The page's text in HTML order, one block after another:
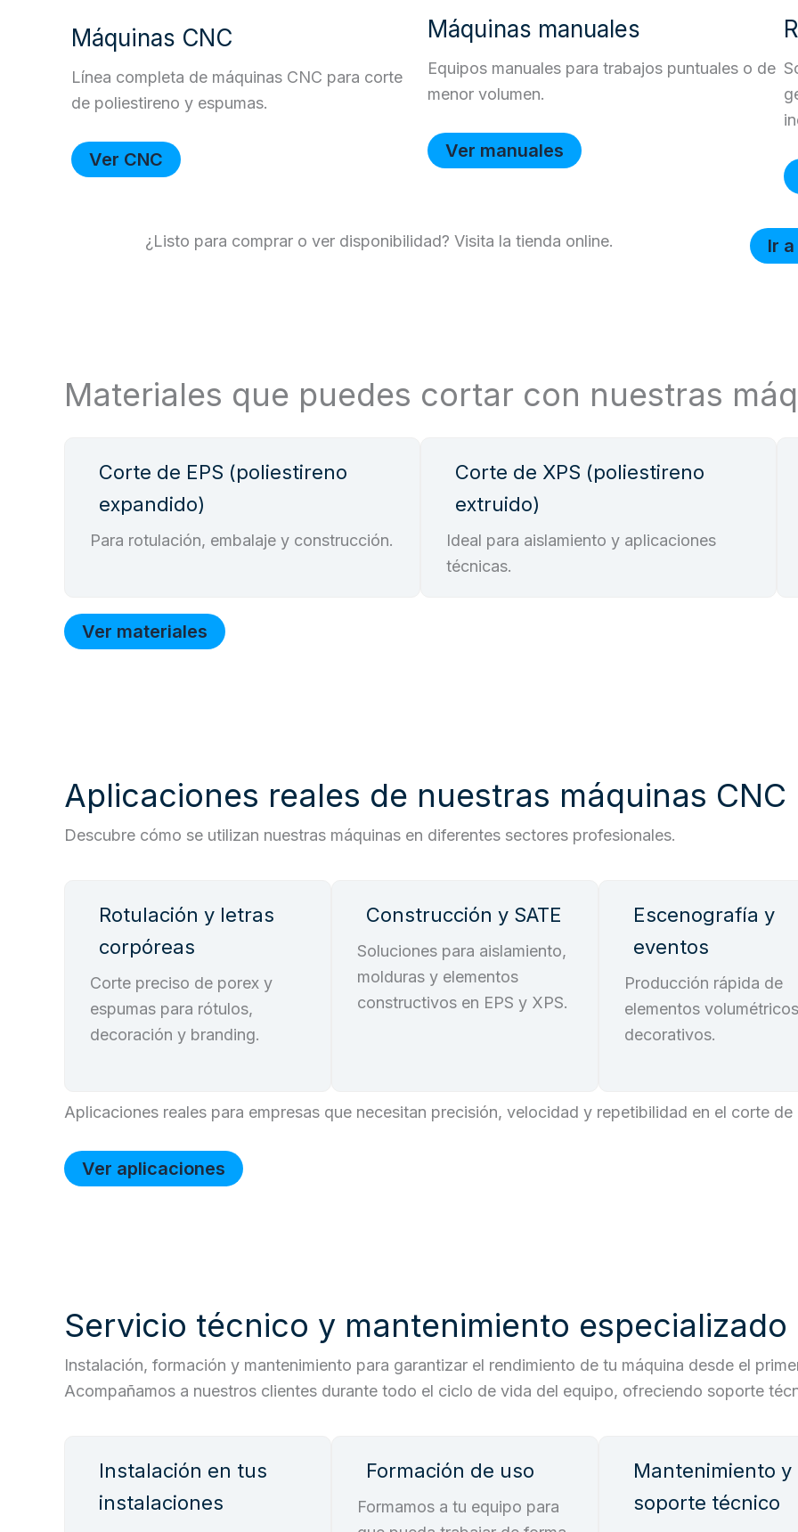
Máquinas CNC
Línea completa de máquinas CNC para corte
de poliestireno y espumas.
Ver CNC
Máquinas manuales
Equipos manuales para trabajos puntuales o de
menor volumen.
Ver manuales
¿Listo para comprar o ver disponibilidad? Visita la tienda online. Ir
Materiales que puedes cortar con nuestras
Corte de EPS (poliestireno
expandido)
Para rotulación, embalaje y construcción.
Corte de XPS (poliestireno
extruido)
Ideal para aislamiento y aplicaciones
técnicas.
Ver materiales
Aplicaciones reales de nuestras máquinas CNC
Descubre cómo se utilizan nuestras máquinas en diferentes sectores profesionales.
Rotulación y letras
corpóreas
Corte preciso de porex y
espumas para rótulos,
decoración y branding.
Construcción y SATE
Soluciones para aislamiento,
molduras y elementos
constructivos en EPS y XPS.
Escenografía y
eventos
Producción rápida de
elementos
decorativos.
Aplicaciones reales para empresas que necesitan precisión, velocidad y repetibilidad en el corte
Ver aplicaciones
Servicio técnico y mantenimiento especializado
Instalación, formación y mantenimiento para garantizar el rendimiento de tu máquina desde el
Acompañamos a nuestros clientes durante todo el ciclo de vida del equipo, ofreciendo soporte
Instalación en tus
instalaciones
Formación de uso
Formamos a tu equipo para
Mantenimiento y
soporte técnico